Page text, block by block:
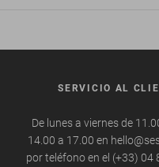
SERVICIO AL
De lunes a viernes de
14.00 a 17.00 en
por teléfono en el (+33) 04